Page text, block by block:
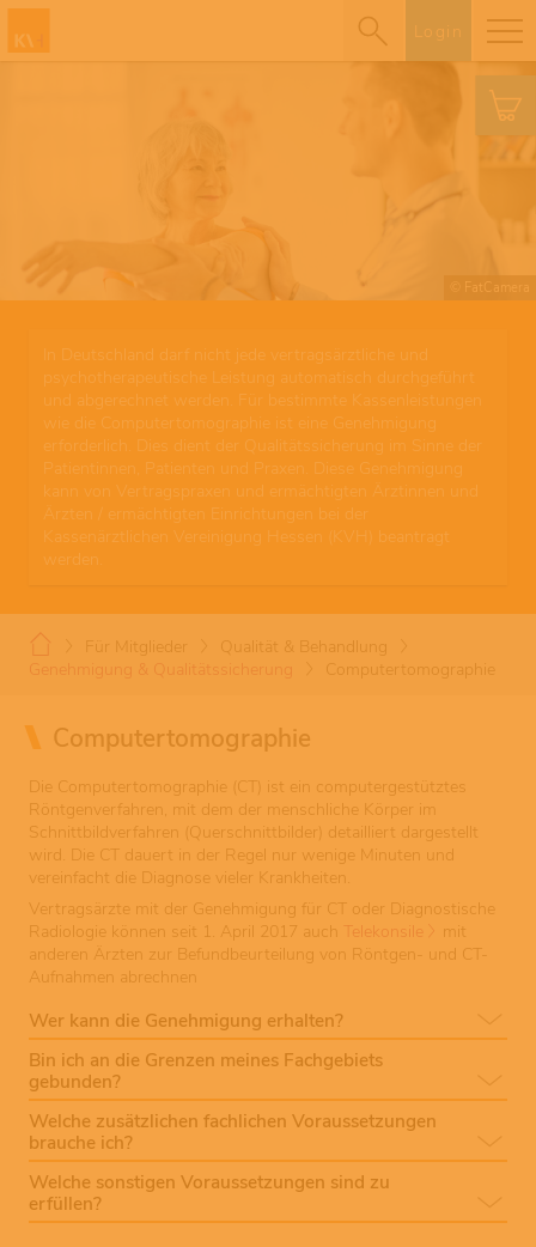
Login
© FatCamera
In Deutschland darf nicht jede vertragsärztliche und
psychotherapeutische Leistung automatisch durchgeführt
und abgerechnet werden. Für bestimmte Kassenleistungen
wie die Computertomographie ist eine Genehmigung
erforderlich. Dies dient der Qualitätssicherung im Sinne der
Patientinnen, Patienten und Praxen. Diese Genehmigung
kann von Vertragspraxen und ermächtigten Ärztinnen und
Ärzten / ermächtigten Einrichtungen bei der
Kassenärztlichen Vereinigung Hessen (KVH) beantragt
werden.
Für Mitglieder
Qualität & Behandlung
Genehmigung & Qualitätssicherung
Computertomographie
Computertomographie
Die Computertomographie (CT) ist ein computergestütztes
Röntgenverfahren, mit dem der menschliche Körper im
Schnittbildverfahren (Querschnittbilder) detailliert dargestellt
wird. Die CT dauert in der Regel nur wenige Minuten und
vereinfacht die Diagnose vieler Krankheiten.
Vertragsärzte mit der Genehmigung für CT oder Diagnostische
Radiologie können seit 1. April 2017 auch Telekonsile
mit
anderen Ärzten zur Befundbeurteilung von Röntgen- und CT-
Aufnahmen abrechnen
Wer kann die Genehmigung erhalten?
Bin ich an die Grenzen meines Fachgebiets
gebunden?
Welche zusätzlichen fachlichen Voraussetzungen
brauche ich?
Welche sonstigen Voraussetzungen sind zu
erfüllen?